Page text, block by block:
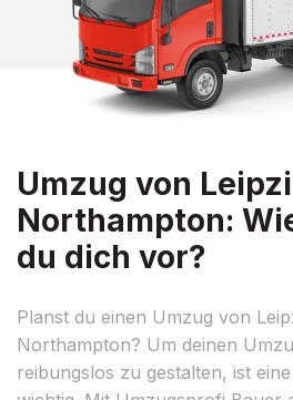
Umzug von
Northampton:
du dich vor?
Planst du einen Umzug von
Northampton? Um deinen
reibungslos zu gestalten, ist